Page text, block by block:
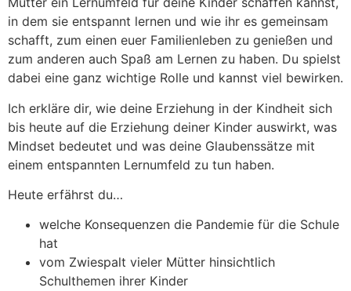
in dem sie entspannt lernen und wie ihr es gemeinsam
schafft, zum einen euer Familienleben zu genießen und
zum anderen auch Spaß am Lernen zu haben. Du spielst
dabei eine ganz wichtige Rolle und kannst viel bewirken.
Ich erkläre dir, wie deine Erziehung in der Kindheit sich
bis heute auf die Erziehung deiner Kinder auswirkt, was
Mindset bedeutet und was deine Glaubenssätze mit
einem entspannten Lernumfeld zu tun haben.
Heute erfährst du…
welche Konsequenzen die Pandemie für die Schule
hat
vom Zwiespalt vieler Mütter hinsichtlich
Schulthemen ihrer Kinder